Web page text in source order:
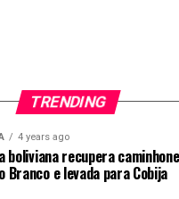
TRENDING
4 years ago
boliviana recupera
Branco e levada para Cobija